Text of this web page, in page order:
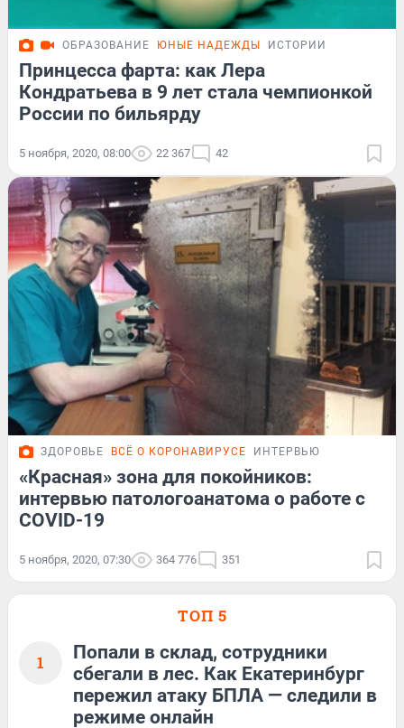
ОБРАЗОВАНИЕ ЮНЫЕ НАДЕЖДЫ ИСТОРИИ
Принцесса фарта: как Лера
Кондратьева в 9 лет стала чемпионкой
России по бильярду
5 ноября, 2020, 08:00 22 367 42
ЗДОРОВЬЕ ВСЁ О КОРОНАВИРУСЕ ИНТЕРВЬЮ
«Красная» зона для покойников:
интервью патологоанатома о работе с
COVID-19
5 ноября, 2020, 07:30 364 776 351
ТОП 5
1
Попали в склад, сотрудники
сбегали в лес. Как Екатеринбург
пережил атаку БПЛА — следили в
режиме онлайн